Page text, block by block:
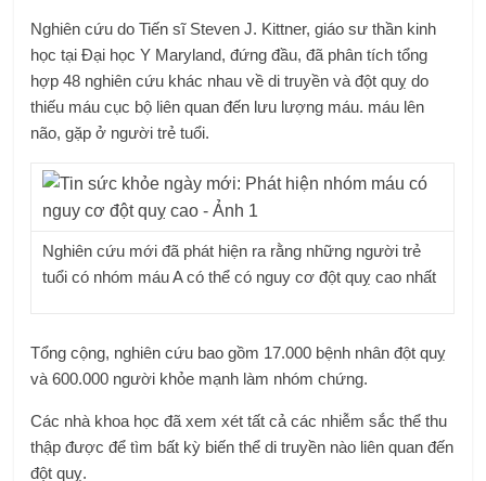
Nghiên cứu do Tiến sĩ Steven J. Kittner, giáo sư thần kinh
học tại Đại học Y Maryland, đứng đầu, đã phân tích tổng
hợp 48 nghiên cứu khác nhau về di truyền và đột quỵ do
thiếu máu cục bộ liên quan đến lưu lượng máu. máu lên
não, gặp ở người trẻ tuổi.
Nghiên cứu mới đã phát hiện ra rằng những người trẻ
tuổi có nhóm máu A có thể có nguy cơ đột quỵ cao nhất
Tổng cộng, nghiên cứu bao gồm 17.000 bệnh nhân đột quỵ
và 600.000 người khỏe mạnh làm nhóm chứng.
Các nhà khoa học đã xem xét tất cả các nhiễm sắc thể thu
thập được để tìm bất kỳ biến thể di truyền nào liên quan đến
đột quỵ.